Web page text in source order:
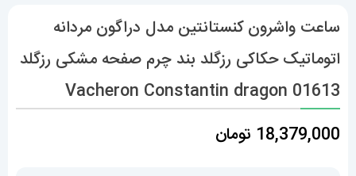
ساعت واشرون کنستانتین مدل دراگون مردانه
اتوماتیک حکاکی رزگلد بند چرم صفحه مشکی رزگلد
Vacheron Constantin dragon 01613
18,379,000 تومان